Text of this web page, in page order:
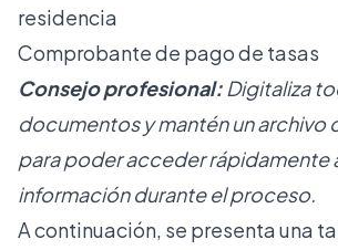
residencia
Comprobante de pago de tasas
Consejo profesional: Digitaliza
documentos y mantén un archivo
para poder acceder rápidamente
información durante el proceso.
A continuación, se presenta una